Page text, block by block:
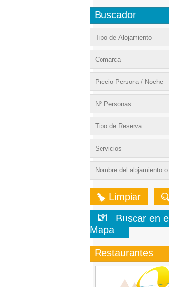
Buscador
Limpiar
Buscar en el
Mapa
Restaurantes